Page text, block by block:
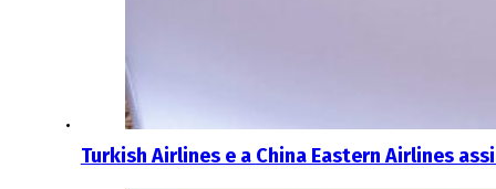
Turkish Airlines e a China Eastern Airlines